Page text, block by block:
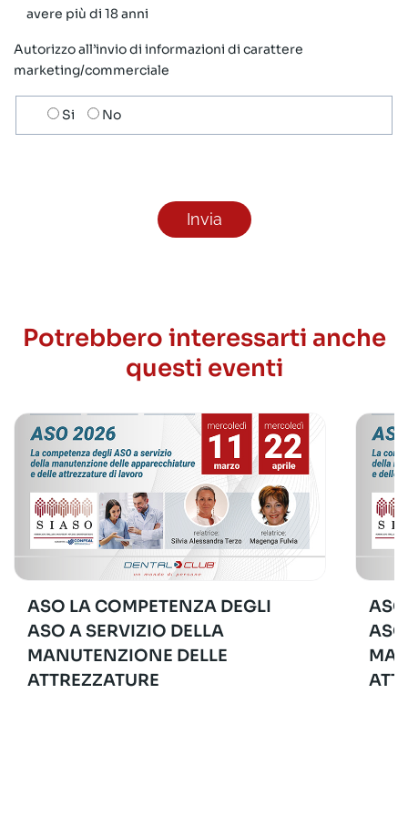
avere più di 18 anni
Autorizzo all’invio di informazioni di carattere
marketing/commerciale
Scelta
invio
Si No
Potrebbero interessarti anche
questi eventi
ASO LA COMPETENZA DEGLI
ASO A SERVIZIO DELLA
MANUTENZIONE DELLE
ATTREZZATURE